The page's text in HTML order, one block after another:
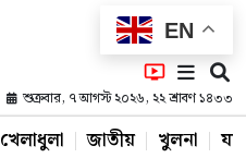
EN
শুক্রবার, ৭ আগস্ট ২০২৬, ২২ শ্রাবণ ১৪৩৩
খেলাধুলা জাতীয় খুলনা